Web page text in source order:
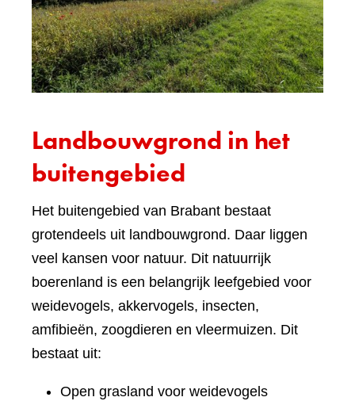
Landbouwgrond in het
buitengebied
Het buitengebied van Brabant bestaat
grotendeels uit landbouwgrond. Daar liggen
veel kansen voor natuur. Dit natuurrijk
boerenland is een belangrijk leefgebied voor
weidevogels, akkervogels, insecten,
amfibieën, zoogdieren en vleermuizen. Dit
bestaat uit:
Open grasland voor weidevogels